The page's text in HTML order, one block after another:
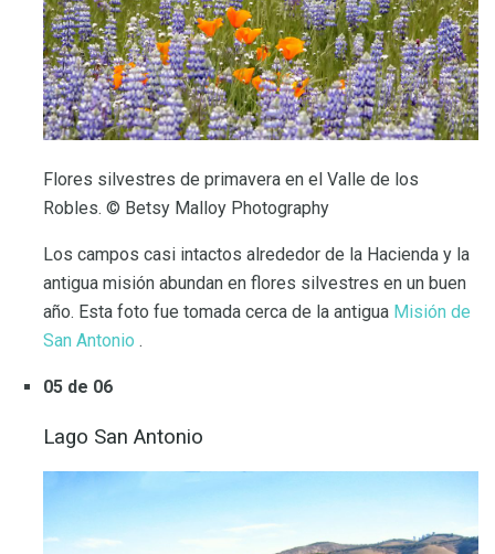
Flores silvestres de primavera en el Valle de los
Robles. © Betsy Malloy Photography
Los campos casi intactos alrededor de la Hacienda y la
antigua misión abundan en flores silvestres en un buen
año. Esta foto fue tomada cerca de la antigua Misión de
San Antonio .
05 de 06
Lago San Antonio